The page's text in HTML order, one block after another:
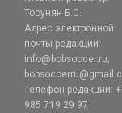
Тосунян Б.С.
Адрес электронной
почты редакции:
info@bobsoccer.ru;
Телефон редакции:
985 719 29 97